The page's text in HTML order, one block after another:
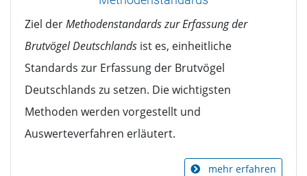
Ziel derMethodenstandards zur Erfassung der
Brutvögel Deutschlands ist es, einheitliche
Standards zur Erfassung der Brutvögel
Deutschlands zu setzen. Die wichtigsten
Methoden werden vorgestellt und
Auswerteverfahren erläutert.
mehr erfahren